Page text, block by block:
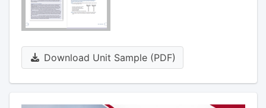
Download Unit Sample (PDF)